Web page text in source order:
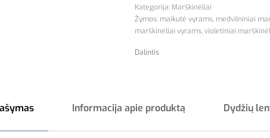
Kategorija:Marškinėliai
Žymos: maikutė vyrams, medvilniniai
marškinėliai vyrams,violetiniai
Dalintis
Informacija apie produktą Dydžių